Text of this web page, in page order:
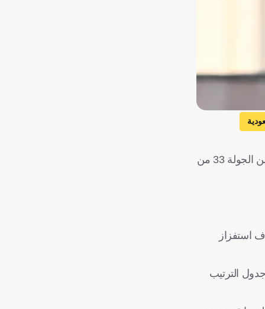
فاجأ علي البليهي، مدافع الشباب، جميع المتابعين، باحتفال صادم خلال مواجهة النصر، التي خسرها فريقه (2-4)، مساء الخميس، ضمن الجولة 33 من
استفزاز
الترتيب